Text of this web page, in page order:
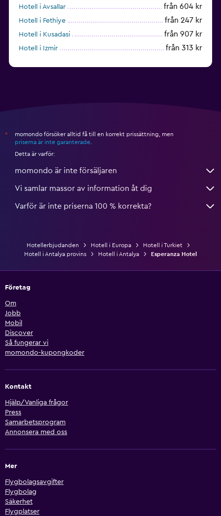
Hotell i Avsallar från 604 kr
Hotell i Fethiye från 247 kr
Hotell i Kusadasi från 907 kr
Hotell i Izmir från 313 kr
*
momondo försöker alltid få till en korrekt prissättning, men
priserna är inte garanterade
Detta är varför:
momondo är inte försäljaren
Vi samlar massor av information åt dig
Varför är inte priserna 100 % korrekta?
Hotellerbjudanden Hotell i Europa
Hotell i Turkiet
Hotell i Antalya provins
Hotell i Antalya Esperanza Hotel
Företag
Om
Jobb
Mobil
Discover
Så fungerar vi
momondo-kupongkoder
Kontakt
Hjälp/Vanliga frågor
Press
Samarbetsprogram
Annonsera med oss
Mer
Flygbolagsavgifter
Flygbolag
Säkerhet
Flygplatser